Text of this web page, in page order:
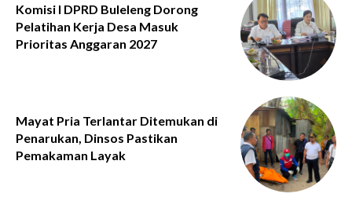
Komisi I DPRD Buleleng Dorong
Pelatihan Kerja Desa Masuk
Prioritas Anggaran 2027
Mayat Pria Terlantar Ditemukan di
Penarukan, Dinsos Pastikan
Pemakaman Layak